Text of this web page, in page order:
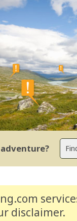
disclaimer.